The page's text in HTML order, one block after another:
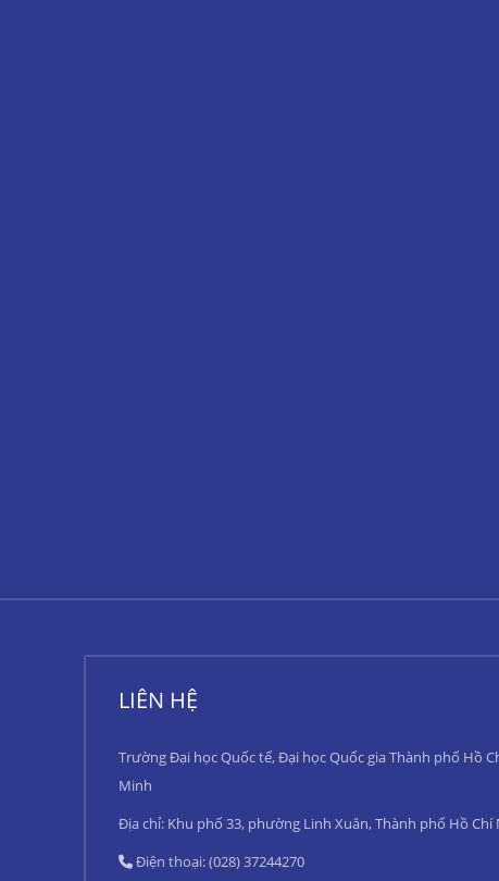
LIÊN HỆ
Trường Đại học Quốc tế, Đại học Quốc gia Thành phố Hồ
Minh
Địa chỉ: Khu phố 33, phường Linh Xuân, Thành phố Hồ Chí
Điện thoại: (028) 37244270